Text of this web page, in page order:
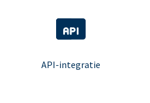
API-integratie